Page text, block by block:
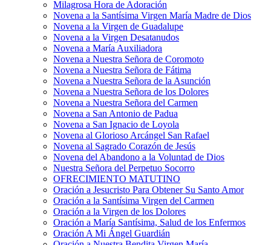
Milagrosa Hora de Adoración
Novena a la Santísima Virgen María Madre de Dios
Novena a la Virgen de Guadalupe
Novena a la Virgen Desatanudos
Novena a María Auxiliadora
Novena a Nuestra Señora de Coromoto
Novena a Nuestra Señora de Fátima
Novena a Nuestra Señora de la Asunción
Novena a Nuestra Señora de los Dolores
Novena a Nuestra Señora del Carmen
Novena a San Antonio de Padua
Novena a San Ignacio de Loyola
Novena al Glorioso Arcángel San Rafael
Novena al Sagrado Corazón de Jesús
Novena del Abandono a la Voluntad de Dios
Nuestra Señora del Perpetuo Socorro
OFRECIMIENTO MATUTINO
Oración a Jesucristo Para Obtener Su Santo Amor
Oración a la Santísima Virgen del Carmen
Oración a la Virgen de los Dolores
Oración a María Santísima, Salud de los Enfermos
Oración A Mi Ángel Guardián